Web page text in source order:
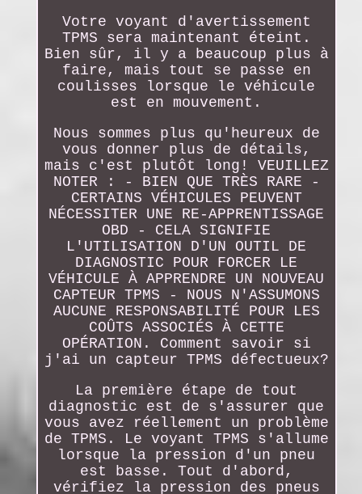
Votre voyant d'avertissement
TPMS sera maintenant éteint.
Bien sûr, il y a beaucoup plus à
faire, mais tout se passe en
coulisses lorsque le véhicule
est en mouvement.
Nous sommes plus qu'heureux de
vous donner plus de détails,
mais c'est plutôt long! VEUILLEZ
NOTER : - BIEN QUE TRÈS RARE -
CERTAINS VÉHICULES PEUVENT
NÉCESSITER UNE RE-APPRENTISSAGE
OBD - CELA SIGNIFIE
L'UTILISATION D'UN OUTIL DE
DIAGNOSTIC POUR FORCER LE
VÉHICULE À APPRENDRE UN NOUVEAU
CAPTEUR TPMS - NOUS N'ASSUMONS
AUCUNE RESPONSABILITÉ POUR LES
COÛTS ASSOCIÉS À CETTE
OPÉRATION. Comment savoir si
j'ai un capteur TPMS défectueux?
La première étape de tout
diagnostic est de s'assurer que
vous avez réellement un problème
de TPMS. Le voyant TPMS s'allume
lorsque la pression d'un pneu
est basse. Tout d'abord,
vérifiez la pression des pneus